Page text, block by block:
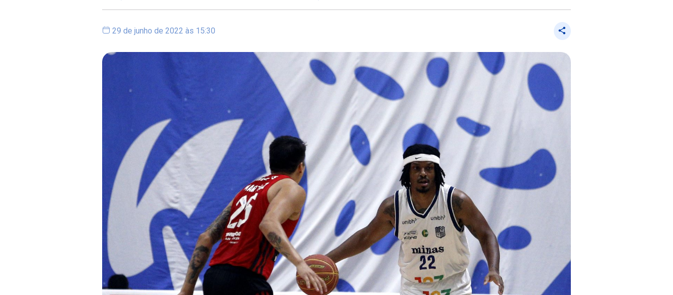
29 de junho de 2022 às 15:30